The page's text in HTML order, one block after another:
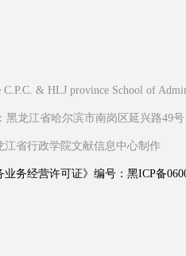
& HLJ province School of
江省哈尔滨市南岗区延兴路49号
省行政学院文献信息中心制作
务经营许可证》编号：黑ICP备